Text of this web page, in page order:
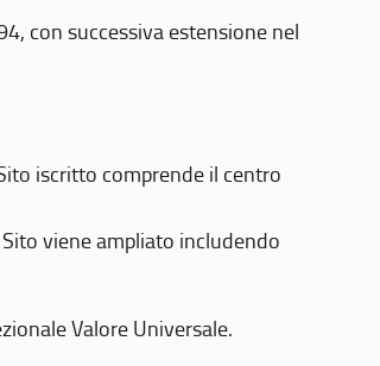
con successiva estensione nel
iscritto comprende il centro
viene ampliato includendo
Valore Universale.